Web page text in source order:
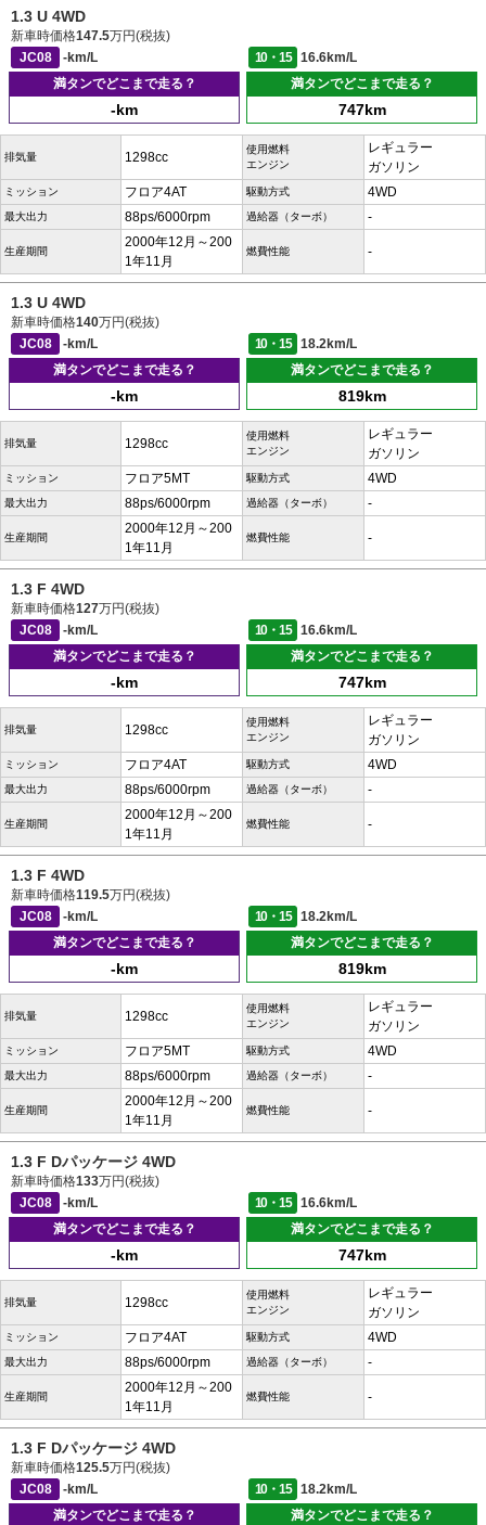
1.3 U 4WD
新車時価格147.5万円(税抜)
JC08
-km/L 10・15
16.6km/L
満タンでどこまで走る？
-km
満タンでどこまで走る？
747km
排気量 1298cc
使用燃料
エンジン
レギュラー
ガソリン
ミッション フロア4AT 駆動方式 4WD
最大出力 88ps/6000rpm 過給器（ターボ） -
生産期間
2000年12月～200
1年11月
燃費性能 -
1.3 U 4WD
新車時価格140万円(税抜)
JC08
-km/L 10・15
18.2km/L
満タンでどこまで走る？
-km
満タンでどこまで走る？
819km
排気量 1298cc
使用燃料
エンジン
レギュラー
ガソリン
ミッション フロア5MT 駆動方式 4WD
最大出力 88ps/6000rpm 過給器（ターボ） -
生産期間
2000年12月～200
1年11月
燃費性能 -
1.3 F 4WD
新車時価格127万円(税抜)
JC08
-km/L 10・15
16.6km/L
満タンでどこまで走る？
-km
満タンでどこまで走る？
747km
排気量 1298cc
使用燃料
エンジン
レギュラー
ガソリン
ミッション フロア4AT 駆動方式 4WD
最大出力 88ps/6000rpm 過給器（ターボ） -
生産期間
2000年12月～200
1年11月
燃費性能 -
1.3 F 4WD
新車時価格119.5万円(税抜)
JC08
-km/L 10・15
18.2km/L
満タンでどこまで走る？
-km
満タンでどこまで走る？
819km
排気量 1298cc
使用燃料
エンジン
レギュラー
ガソリン
ミッション フロア5MT 駆動方式 4WD
最大出力 88ps/6000rpm 過給器（ターボ） -
生産期間
2000年12月～200
1年11月
燃費性能 -
1.3 F Dパッケージ 4WD
新車時価格133万円(税抜)
JC08
-km/L 10・15
16.6km/L
満タンでどこまで走る？
-km
満タンでどこまで走る？
747km
排気量 1298cc
使用燃料
エンジン
レギュラー
ガソリン
ミッション フロア4AT 駆動方式 4WD
最大出力 88ps/6000rpm 過給器（ターボ） -
生産期間
2000年12月～200
1年11月
燃費性能 -
1.3 F Dパッケージ 4WD
新車時価格125.5万円(税抜)
JC08
-km/L 10・15
18.2km/L
満タンでどこまで走る？
満タンでどこまで走る？